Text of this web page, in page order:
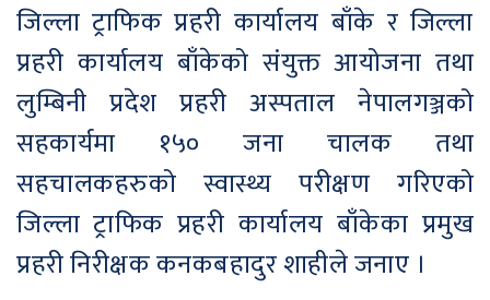
जिल्ला ट्राफिक प्रहरी कार्यालय बाँके र जिल्ला
प्रहरी कार्यालय बाँकेको संयुक्त आयोजना तथा
लुम्बिनी प्रदेश प्रहरी अस्पताल नेपालगञ्जको
सहकार्यमा १५० जना चालक तथा
सहचालकहरुको स्वास्थ्य परीक्षण गरिएको
जिल्ला ट्राफिक प्रहरी कार्यालय बाँकेका प्रमुख
प्रहरी निरीक्षक कनकबहादुर शाहीले जनाए ।